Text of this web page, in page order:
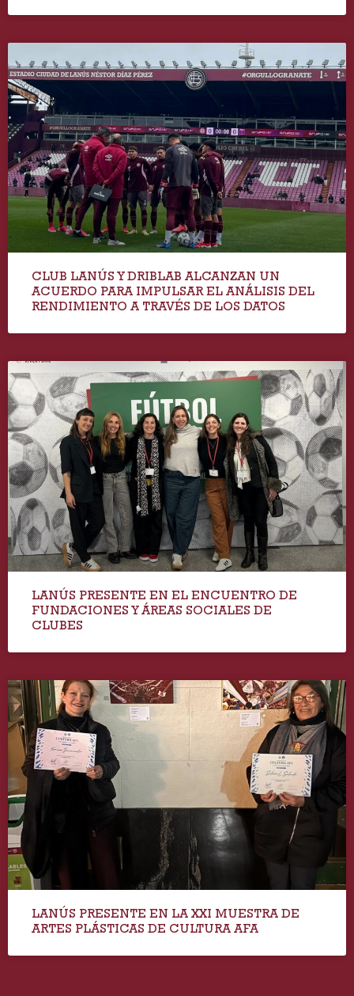
CLUB LANÚS Y DRIBLAB ALCANZAN UN
ACUERDO PARA IMPULSAR EL ANÁLISIS DEL
RENDIMIENTO A TRAVÉS DE LOS DATOS
LANÚS PRESENTE EN EL ENCUENTRO DE
FUNDACIONES Y ÁREAS SOCIALES DE
CLUBES
LANÚS PRESENTE EN LA XXI MUESTRA DE
ARTES PLÁSTICAS DE CULTURA AFA